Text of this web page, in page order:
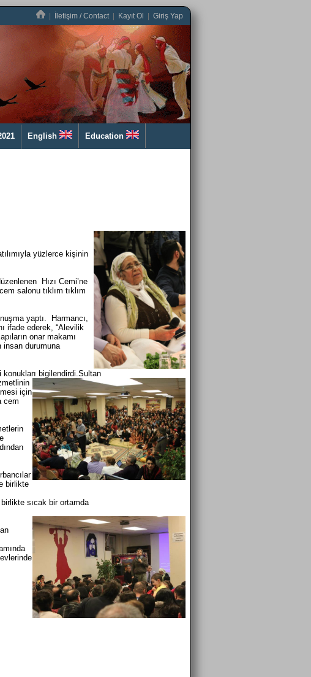
İletişim / Contact| Kayıt Ol Giriş Yap
English Education
yüzlerce kişinin
Hızı Cemi’ne
salonu tıklım tıklım
yaptı. Harmancı,
ifade ederek, “Alevilik
onar makamı
insan durumuna
bigilendirdi.Sultan
metlinin
için
cem
birlikte
sıcak bir ortamda